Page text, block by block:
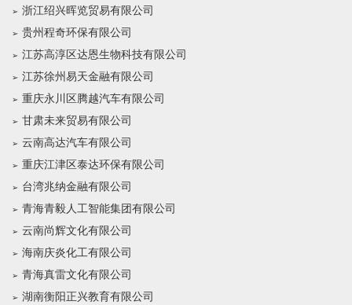
浙江绍兴晖览贸易有限公司
贵州程奇环保有限公司
江苏高淳区达恩生物科技有限公司
江苏徐州易天金融有限公司
重庆永川区腾越汽车有限公司
甘肃未来贸易有限公司
云南高达汽车有限公司
重庆江津区泰达环保有限公司
台湾兆纳金融有限公司
青海青毅人工智能集团有限公司
云南尚辉文化有限公司
海南庆炎化工有限公司
青海真雷文化有限公司
湖南衡阳正兴教育有限公司